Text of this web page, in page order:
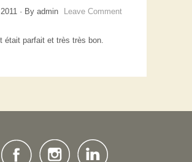
· By admin Leave Comment
était parfait et très très bon.